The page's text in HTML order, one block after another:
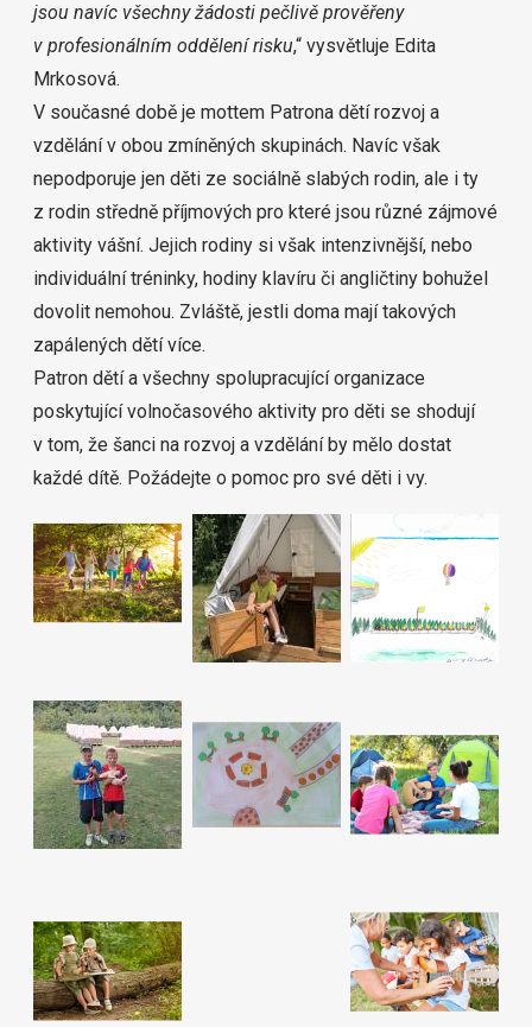
jsou navíc všechny žádosti pečlivě prověřeny
v profesionálním oddělení risku,“ vysvětluje Edita
Mrkosová.
V současné době je mottem Patrona dětí rozvoj a
vzdělání v obou zmíněných skupinách. Navíc však
nepodporuje jen děti ze sociálně slabých rodin, ale i ty
z rodin středně příjmových pro které jsou různé zájmové
aktivity vášní. Jejich rodiny si však intenzivnější, nebo
individuální tréninky, hodiny klavíru či angličtiny bohužel
dovolit nemohou. Zvláště, jestli doma mají takových
zapálených dětí více.
Patron dětí a všechny spolupracující organizace
poskytující volnočasového aktivity pro děti se shodují
v tom, že šanci na rozvoj a vzdělání by mělo dostat
každé dítě. Požádejte o pomoc pro své děti i vy.